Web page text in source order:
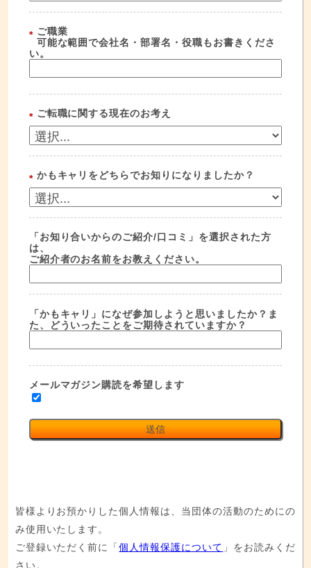
* ご職業
可能な範囲で会社名・部署名・役職もお書きくださ
い。
* ご転職に関する現在のお考え
* かもキャリをどちらでお知りになりましたか？
「お知り合いからのご紹介/口コミ」を選択された方
は、
ご紹介者のお名前をお教えください。
「かもキャリ」になぜ参加しようと思いましたか？ま
た、どういったことをご期待されていますか？
メールマガジン購読を希望します
送信
皆様よりお預かりした個人情報は、当団体の活動のためにの
み使用いたします。
ご登録いただく前に「個人情報保護について 」をお読みくだ
さい。